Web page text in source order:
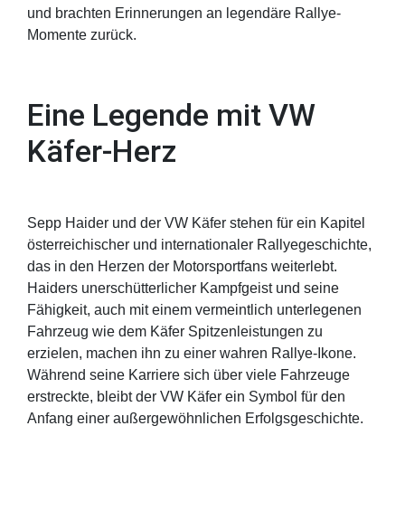
und brachten Erinnerungen an legendäre Rallye-
Momente zurück.
Eine Legende mit VW
Käfer-Herz
Sepp Haider und der VW Käfer stehen für ein Kapitel
österreichischer und internationaler Rallyegeschichte,
das in den Herzen der Motorsportfans weiterlebt.
Haiders unerschütterlicher Kampfgeist und seine
Fähigkeit, auch mit einem vermeintlich unterlegenen
Fahrzeug wie dem Käfer Spitzenleistungen zu
erzielen, machen ihn zu einer wahren Rallye-Ikone.
Während seine Karriere sich über viele Fahrzeuge
erstreckte, bleibt der VW Käfer ein Symbol für den
Anfang einer außergewöhnlichen Erfolgsgeschichte.